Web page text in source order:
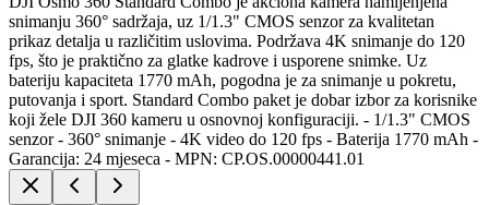
snimanju 360° sadržaja, uz 1/1.3" CMOS senzor za kvalitetan
prikaz detalja u različitim uslovima. Podržava 4K snimanje do 120
fps, što je praktično za glatke kadrove i usporene snimke. Uz
bateriju kapaciteta 1770 mAh, pogodna je za snimanje u pokretu,
putovanja i sport. Standard Combo paket je dobar izbor za korisnike
koji žele DJI 360 kameru u osnovnoj konfiguraciji. - 1/1.3" CMOS
senzor - 360° snimanje - 4K video do 120 fps - Baterija 1770 mAh -
Garancija: 24 mjeseca - MPN: CP.OS.00000441.01